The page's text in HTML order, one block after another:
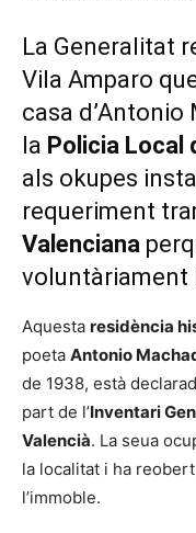
La Generalitat
Vila Amparo
casa
la Policia Local
als okupes
requeriment
Valenciana
voluntàriament
Aquesta residència
poeta Antonio
de 1938, està
part de l’Inventari
Valencià. La seua
la localitat i ha
l’immoble.